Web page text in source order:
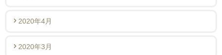
2020年4月
2020年3月